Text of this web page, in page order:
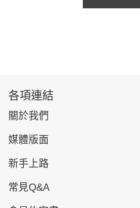
各項連結
關於我們
媒體版面
新手上路
常見Q&A